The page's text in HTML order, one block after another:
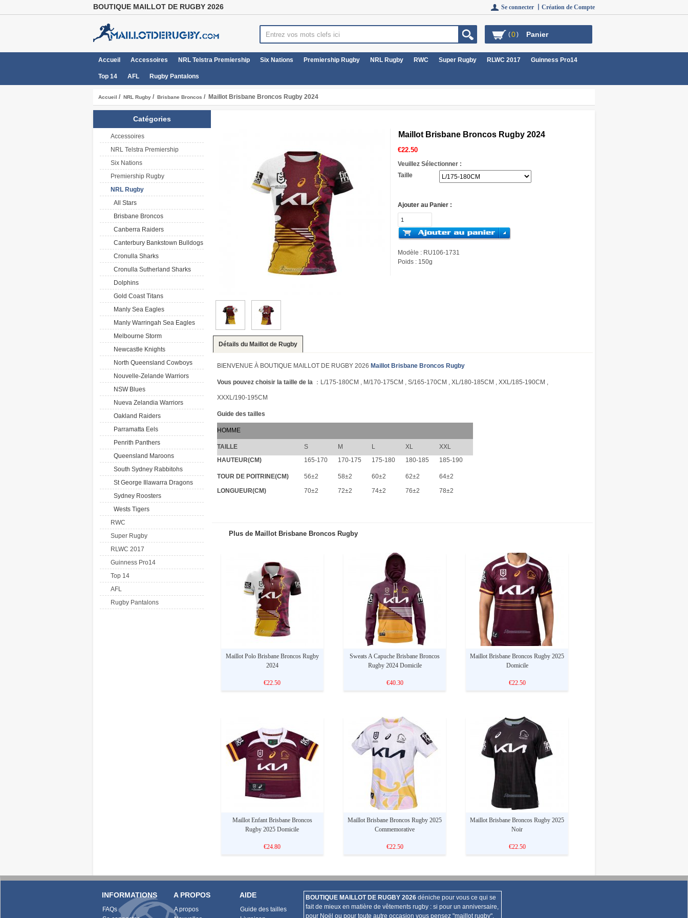
BOUTIQUE MAILLOT DE RUGBY 2026 Se connecter 丨 Création de Compte
(0) Panier
Accueil Accessoires NRL Telstra Premiership Six Nations Premiership Rugby NRL Rugby RWC Super Rugby RLWC 2017 Guinness Pro14
Top 14 AFL Rugby Pantalons
Accueil / NRL Rugby / Brisbane Broncos / Maillot Brisbane Broncos Rugby 2024
Catégories
Accessoires
NRL Telstra Premiership
Six Nations
Premiership Rugby
NRL Rugby
All Stars
Brisbane Broncos
Canberra Raiders
Canterbury Bankstown Bulldogs
Cronulla Sharks
Cronulla Sutherland Sharks
Dolphins
Gold Coast Titans
Manly Sea Eagles
Manly Warringah Sea Eagles
Melbourne Storm
Newcastle Knights
North Queensland Cowboys
Nouvelle-Zelande Warriors
NSW Blues
Nueva Zelandia Warriors
Oakland Raiders
Parramatta Eels
Penrith Panthers
Queensland Maroons
South Sydney Rabbitohs
St George Illawarra Dragons
Sydney Roosters
Wests Tigers
RWC
Super Rugby
RLWC 2017
Guinness Pro14
Top 14
AFL
Rugby Pantalons
Maillot Brisbane Broncos Rugby 2024
€22.50
Veuillez Sélectionner :
Taille
Ajouter au Panier :
Modèle : RU106-1731
Poids : 150g
Détails du Maillot de Rugby
BIENVENUE À BOUTIQUE MAILLOT DE RUGBY 2026 Maillot Brisbane Broncos Rugby
Vous pouvez choisir la taille de la ：L/175-180CM , M/170-175CM , S/165-170CM , XL/180-185CM , XXL/185-190CM ,
XXXL/190-195CM
Guide des tailles
HOMME
TAILLE S M L XL
XXL
HAUTEUR(CM)
165-170 170-175 175-180 180-185 185-190
TOUR DE POITRINE(CM) 56±2 58±2 60±2 62±2
64±2
LONGUEUR(CM)
70±2 72±2 74±2 76±2 78±2
Plus de Maillot Brisbane Broncos Rugby
Maillot Polo Brisbane Broncos Rugby
2024
€22.50
Sweats A Capuche Brisbane Broncos
Rugby 2024 Domicile
€40.30
Maillot Brisbane Broncos Rugby 2025
Domicile
€22.50
Maillot Enfant Brisbane Broncos
Rugby 2025 Domicile
€24.80
Maillot Brisbane Broncos Rugby 2025
Commemorative
€22.50
Maillot Brisbane Broncos Rugby 2025
Noir
€22.50
INFORMATIONS
FAQs
A PROPOS
A propos
AIDE
Guide des tailles
BOUTIQUE MAILLOT DE RUGBY 2026 déniche pour vous ce qui se
fait de mieux en matière de vêtements rugby : si pour un anniversaire,
pour Noël ou pour toute autre occasion vous pensez "maillot rugby",